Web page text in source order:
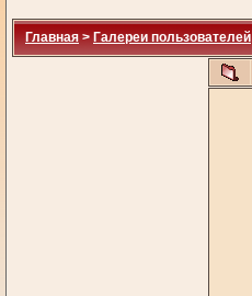
Главная > Галереи пользователей